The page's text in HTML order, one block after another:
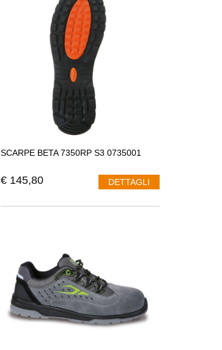
SCARPE BETA 7350RP S3 0735001
€ 145,80 DETTAGLI